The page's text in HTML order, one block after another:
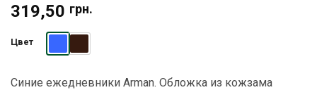
319,50 грн.
Цвет
Синие ежедневники Arman. Обложка из кожзама